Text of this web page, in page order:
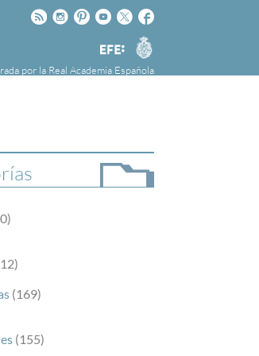
Facebook
Twitter
Youtube
Pinteres
Instagram
Rss
Agencia
EFE
por la Real Academia Española
Real Academia Española,
con el buen uso del
de comunicación y en
(169)
(155)